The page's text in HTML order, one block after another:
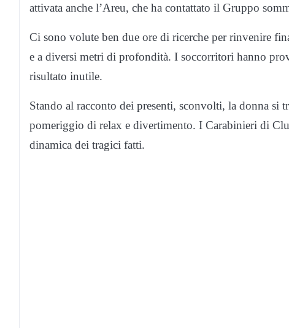
attivata anche l’Areu, che ha contattato il Gruppo
Ci sono volute ben due ore di ricerche per rinvenire
e a diversi metri di profondità. I soccorritori hanno
risultato inutile.
Stando al racconto dei presenti, sconvolti, la donna si
pomeriggio di relax e divertimento. I Carabinieri di
dinamica dei tragici fatti.